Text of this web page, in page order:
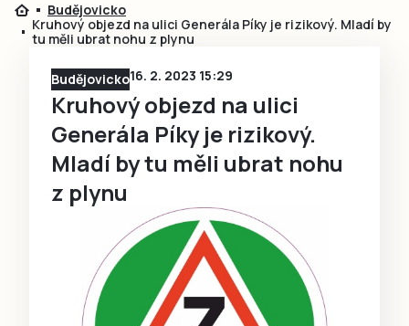
Budějovicko
Kruhový objezd na ulici Generála Píky je rizikový. Mladí by
tu měli ubrat nohu z plynu
Budějovicko16. 2. 2023 15:29
Kruhový objezd na ulici
Generála Píky je rizikový.
Mladí by tu měli ubrat nohu
z plynu